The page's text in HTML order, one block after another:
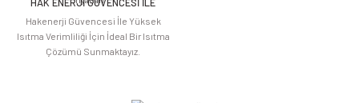
HAK ENERJİ GÜVENCESİ İLE
Hakenerji Güvencesi İle Yüksek
Isıtma Verimliliği İçin İdeal Bir Isıtma
Çözümü Sunmaktayız.